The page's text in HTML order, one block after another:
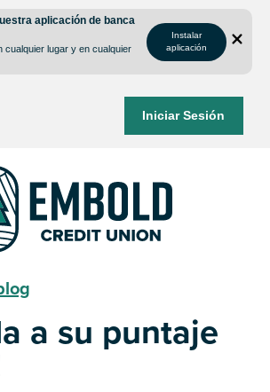
aplicación de banca
cualquier lugar y en cualquier
Instalar
aplicación
Iniciar Sesión
a su puntaje